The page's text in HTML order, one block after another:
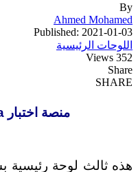
By
Ahmed Mohamed
Published: 2021-01-03
اللوحات الرئيسية
352 Views
Share
SHARE
منصة اختبار Z490 Aorus Ultra